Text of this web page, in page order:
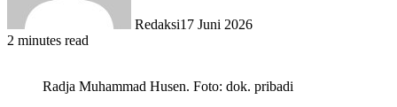
Redaksi17 Juni 2026
2 minutes read
Radja Muhammad Husen. Foto: dok. pribadi